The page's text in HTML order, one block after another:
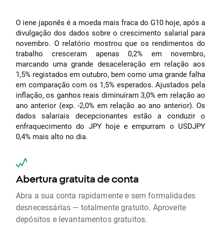
O iene japonês é a moeda mais fraca do G10 hoje, após a
divulgação dos dados sobre o crescimento salarial para
novembro. O relatório mostrou que os rendimentos do
trabalho cresceram apenas 0,2% em novembro,
marcando uma grande desaceleração em relação aos
1,5% registados em outubro, bem como uma grande falha
em comparação com os 1,5% esperados. Ajustados pela
inflação, os ganhos reais diminuíram 3,0% em relação ao
ano anterior (exp. -2,0% em relação ao ano anterior). Os
dados salariais decepcionantes estão a conduzir o
enfraquecimento do JPY hoje e empurram o USDJPY
0,4% mais alto no dia.
Abertura gratuita de conta
Abra a sua conta rapidamente e sem formalidades
desnecessárias — totalmente gratuito. Aproveite
depósitos e levantamentos gratuitos.